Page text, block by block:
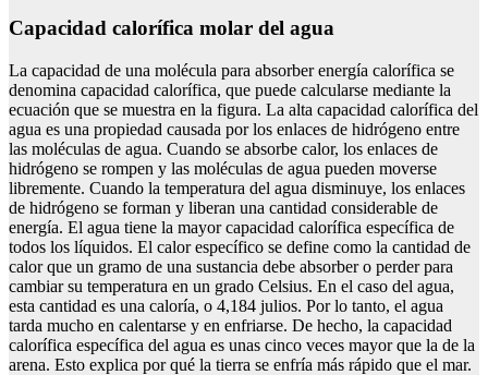
capacidad calorífica molar del agua
La capacidad de una molécula para absorber energía calorífica se
denomina capacidad calorífica, que puede calcularse mediante la
ecuación que se muestra en la figura. La alta capacidad calorífica del
agua es una propiedad causada por los enlaces de hidrógeno entre
las moléculas de agua. Cuando se absorbe calor, los enlaces de
hidrógeno se rompen y las moléculas de agua pueden moverse
libremente. Cuando la temperatura del agua disminuye, los enlaces
de hidrógeno se forman y liberan una cantidad considerable de
energía. El agua tiene la mayor capacidad calorífica específica de
todos los líquidos. El calor específico se define como la cantidad de
calor que un gramo de una sustancia debe absorber o perder para
cambiar su temperatura en un grado Celsius. En el caso del agua,
esta cantidad es una caloría, o 4,184 julios. Por lo tanto, el agua
tarda mucho en calentarse y en enfriarse. De hecho, la capacidad
calorífica específica del agua es unas cinco veces mayor que la de la
arena. Esto explica por qué la tierra se enfría más rápido que el mar.